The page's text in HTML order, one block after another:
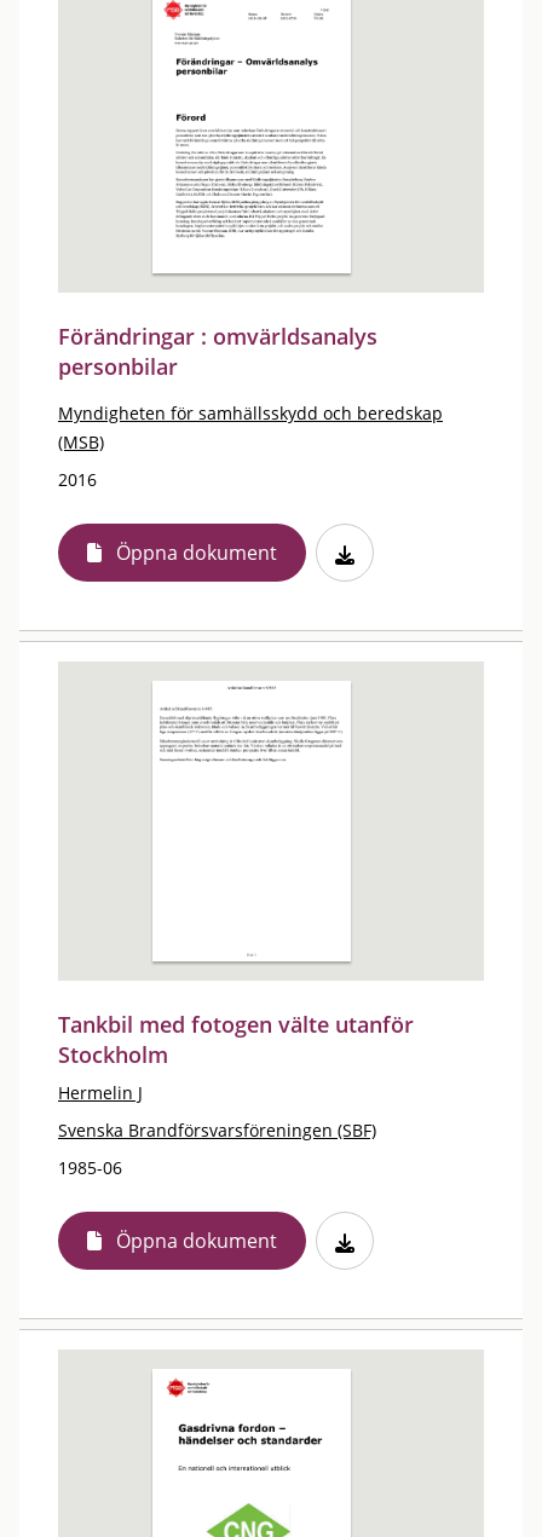
Förändringar : omvärldsanalys
personbilar
Myndigheten för samhällsskydd och beredskap
(MSB)
2016
Öppna dokument
Tankbil med fotogen välte utanför
Stockholm
Hermelin J
Svenska Brandförsvarsföreningen (SBF)
1985-06
Öppna dokument